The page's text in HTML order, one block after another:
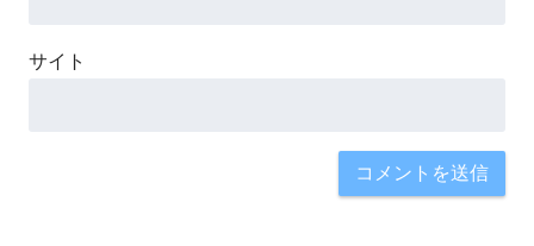
サイト